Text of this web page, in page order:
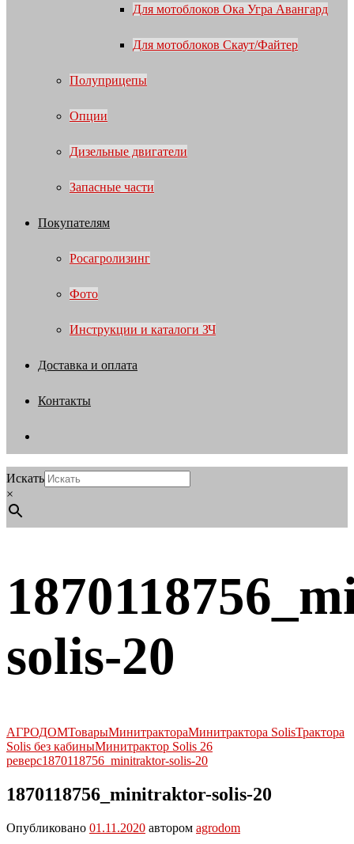
Для мотоблоков Ока Угра Авангард
Для мотоблоков Скаут/Файтер
Полуприцепы
Опции
Дизельные двигатели
Запасные части
Покупателям
Росагролизинг
Фото
Инструкции и каталоги ЗЧ
Доставка и оплата
Контакты
Искать
×
solis-20
АГРОДОМТоварыМинитрактораМинитрактора SolisТрактора
Solis без кабиныМинитрактор Solis 26
реверс1870118756_minitraktor-solis-20
1870118756_minitraktor-solis-20
Опубликовано 01.11.2020 автором agrodom